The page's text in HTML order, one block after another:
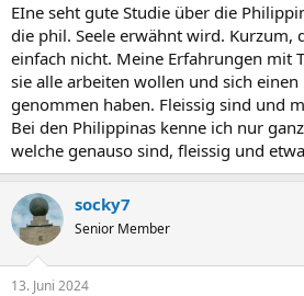
EIne seht gute Studie über die
die phil. Seele erwähnt wird. Kurzum,
einfach nicht. Meine Erfahrungen mit
sie alle arbeiten wollen und sich
genommen haben. Fleissig sind und
Bei den Philippinas kenne ich nur
welche genauso sind, fleissig und
socky7
Senior Member
13. Juni 2024